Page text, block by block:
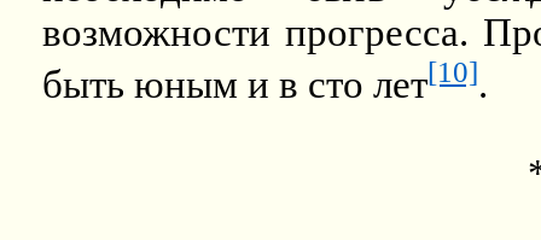
возможности прогресса.
быть юным и в сто лет[10].